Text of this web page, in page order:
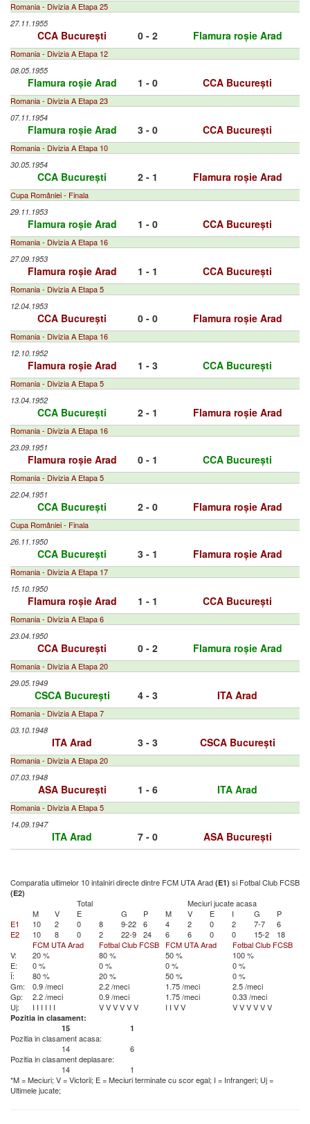
Romania - Divizia A Etapa 25
27.11.1955
CCA București 0 - 2 Flamura roșie Arad
Romania - Divizia A Etapa 12
08.05.1955
Flamura roșie Arad 1 - 0 CCA București
Romania - Divizia A Etapa 23
07.11.1954
Flamura roșie Arad 3 - 0 CCA București
Romania - Divizia A Etapa 10
30.05.1954
CCA București 2 - 1 Flamura roșie Arad
Cupa României - Finala
29.11.1953
Flamura roșie Arad 1 - 0 CCA București
Romania - Divizia A Etapa 16
27.09.1953
Flamura roșie Arad 1 - 1 CCA București
Romania - Divizia A Etapa 5
12.04.1953
CCA București 0 - 0 Flamura roșie Arad
Romania - Divizia A Etapa 16
12.10.1952
Flamura roșie Arad 1 - 3 CCA București
Romania - Divizia A Etapa 5
13.04.1952
CCA București 2 - 1 Flamura roșie Arad
Romania - Divizia A Etapa 16
23.09.1951
Flamura roșie Arad 0 - 1 CCA București
Romania - Divizia A Etapa 5
22.04.1951
CCA București 2 - 0 Flamura roșie Arad
Cupa României - Finala
26.11.1950
CCA București 3 - 1 Flamura roșie Arad
Romania - Divizia A Etapa 17
15.10.1950
Flamura roșie Arad 1 - 1 CCA București
Romania - Divizia A Etapa 6
23.04.1950
CCA București 0 - 2 Flamura roșie Arad
Romania - Divizia A Etapa 20
29.05.1949
CSCA București 4 - 3 ITA Arad
Romania - Divizia A Etapa 7
03.10.1948
ITA Arad 3 - 3 CSCA București
Romania - Divizia A Etapa 20
07.03.1948
ASA București 1 - 6 ITA Arad
Romania - Divizia A Etapa 5
14.09.1947
ITA Arad 7 - 0 ASA București
Comparatia ultimelor 10 intalniri directe dintre FCM UTA Arad (E1) si Fotbal Club FCSB
(E2)
Total
Meciuri jucate acasa
M
V E G P M V E I G
P
E1
10 2 0 8 9-22 6 4 2 0 2 7-7
6
E2
10 8 0 2 22-9 24 6 6 0 0 15-2
18
FCM UTA Arad
Fotbal Club FCSB FCM UTA Arad
Fotbal Club FCSB
V:
20 % 80 % 50 %
100 %
E:
0 % 0 % 0 %
0 %
Î:
80 % 20 % 50 %
0 %
Gm:
0.9 /meci 2.2 /meci 1.75 /meci
2.5 /meci
Gp:
2.2 /meci 0.9 /meci 1.75 /meci
0.33 /meci
Uj:
I I I I I I VVVVVV I I VV VVVVVV
Pozitia in clasament:
15
1
Pozitia in clasament acasa:
14
6
Pozitia in clasament deplasare:
14
1
*M = Meciuri; V = Victorii; E = Meciuri terminate cu scor egal; I = Infrangeri; Uj =
Ultimele jucate;